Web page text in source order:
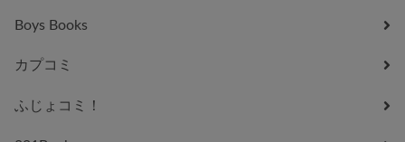
Boys Books
カプコミ
ふじょコミ！